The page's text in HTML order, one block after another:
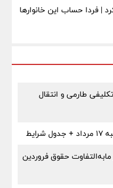
مرداد ۱۴۰۵ تغییر کرد | فردا حساب این خانوارها
طارمی و انتقال
مابه‌التفاوت حقوق فروردین